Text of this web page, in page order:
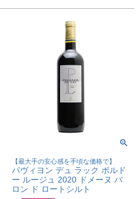
【最大手の安心感を手頃な価格で】
パヴィヨン デュ ラック ボルド
ー ルージュ 2020 ドメーヌ バ
ロン ド ロートシルト